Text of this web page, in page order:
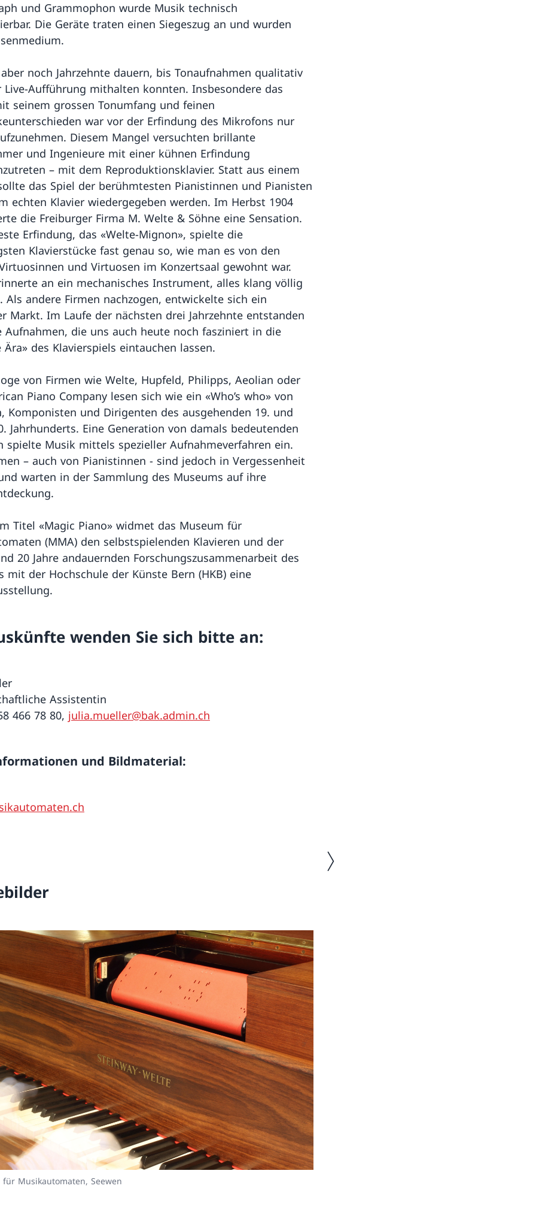
und Grammophon wurde Musik technisch
Die Geräte traten einen Siegeszug an und wurden
noch Jahrzehnte dauern, bis Tonaufnahmen qualitativ
Aufführung mithalten konnten. Insbesondere das
seinem grossen Tonumfang und feinen
war vor der Erfindung des Mikrofons nur
Diesem Mangel versuchten brillante
und Ingenieure mit einer kühnen Erfindung
– mit dem Reproduktionsklavier. Statt aus einem
das Spiel der berühmtesten Pianistinnen und Pianisten
echten Klavier wiedergegeben werden. Im Herbst 1904
die Freiburger Firma M. Welte & Söhne eine Sensation.
Erfindung, das «Welte-Mignon», spielte die
Klavierstücke fast genau so, wie man es von den
und Virtuosen im Konzertsaal gewohnt war.
an ein mechanisches Instrument, alles klang völlig
Als andere Firmen nachzogen, entwickelte sich ein
Markt. Im Laufe der nächsten drei Jahrzehnte entstanden
Aufnahmen, die uns auch heute noch fasziniert in die
Ära» des Klavierspiels eintauchen lassen.
von Firmen wie Welte, Hupfeld, Philipps, Aeolian oder
Piano Company lesen sich wie ein «Who’s who» von
Komponisten und Dirigenten des ausgehenden 19. und
Jahrhunderts. Eine Generation von damals bedeutenden
spielte Musik mittels spezieller Aufnahmeverfahren ein.
– auch von Pianistinnen - sind jedoch in Vergessenheit
warten in der Sammlung des Museums auf ihre
Titel «Magic Piano» widmet das Museum für
(MMA) den selbstspielenden Klavieren und der
20 Jahre andauernden Forschungszusammenarbeit des
mit der Hochschule der Künste Bern (HKB) eine
wenden Sie sich bitte an:
Assistentin
466 78 80, julia.mueller@bak.admin.ch
und Bildmaterial:
Nächstes Bild
Musikautomaten, Seewen